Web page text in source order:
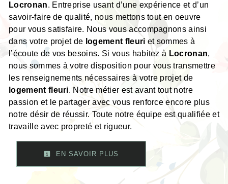
Locronan. Entreprise usant d’une expérience et d’un
savoir-faire de qualité, nous mettons tout en oeuvre
pour vous satisfaire. Nous vous accompagnons ainsi
dans votre projet de logement fleuri et sommes à
l’écoute de vos besoins. Si vous habitez à Locronan,
nous sommes à votre disposition pour vous transmettre
les renseignements nécessaires à votre projet de
logement fleuri. Notre métier est avant tout notre
passion et le partager avec vous renforce encore plus
notre désir de réussir. Toute notre équipe est qualifiée et
travaille avec propreté et rigueur.
EN SAVOIR PLUS